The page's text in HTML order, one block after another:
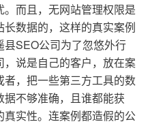
而且，无网站管理权限是
数据的，这样的真实案例
SEO公司为了忽悠外行
说是自己的客户，放在案
，把一些第三方工具的数
不够准确，且谁都能获
实性。连案例都造假的公